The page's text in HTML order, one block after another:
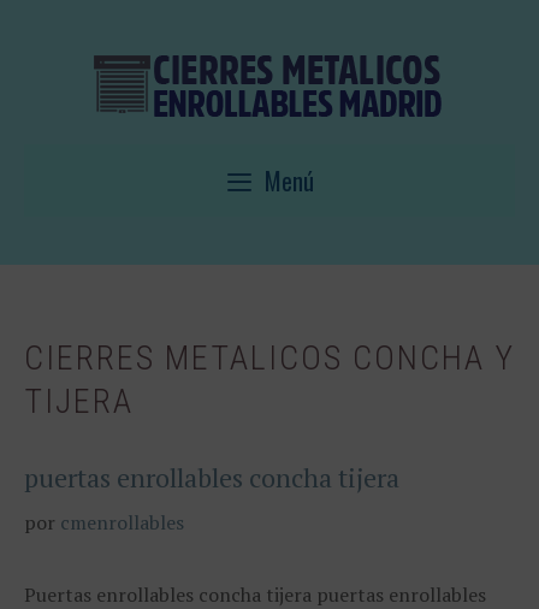
Menú
CIERRES METALICOS CONCHA Y
TIJERA
puertas enrollables concha tijera
por cmenrollables
Puertas enrollables concha tijera puertas enrollables